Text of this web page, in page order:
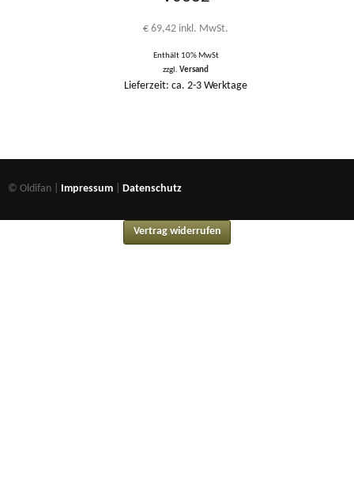
€ 69,42 inkl. MwSt.
Enthält 10% MwSt
zzgl.Versand
Lieferzeit: ca. 2-3 Werktage
© Oldifan | Impressum Datenschutz
Vertrag widerrufen